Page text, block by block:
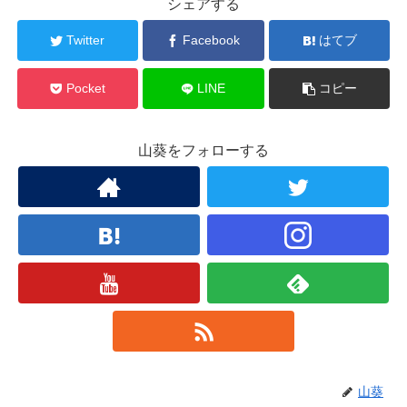
シェアする
Twitter Facebook はてブ
Pocket LINE コピー
山葵をフォローする
山葵